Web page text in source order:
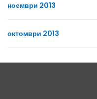
ноември 2013
октомври 2013